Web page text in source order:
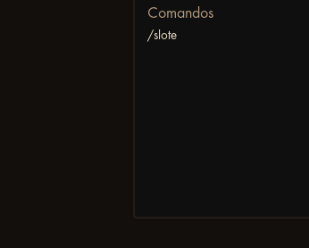
Comandos
/slote